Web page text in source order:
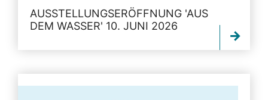
AUSSTELLUNGSERÖFFNUNG 'AUS
DEM WASSER' 10. JUNI 2026